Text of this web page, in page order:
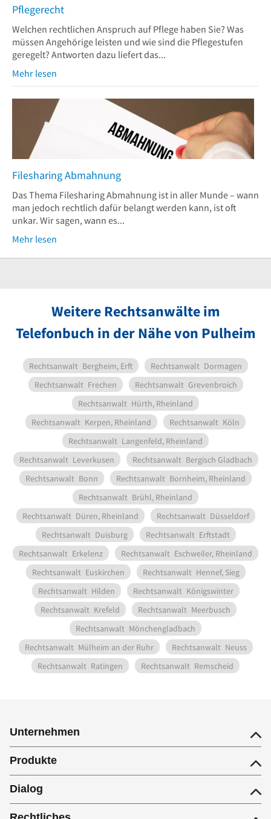
Pflegerecht
Welchen rechtlichen Anspruch auf Pflege haben Sie? Was
müssen Angehörige leisten und wie sind die Pflegestufen
geregelt? Antworten dazu liefert das...
Mehr lesen
Filesharing Abmahnung
Das Thema Filesharing Abmahnung ist in aller Munde – wann
man jedoch rechtlich dafür belangt werden kann, ist oft
unkar. Wir sagen, wann es...
Mehr lesen
Weitere Rechtsanwälte im
Telefonbuch in der Nähe von Pulheim
Rechtsanwalt Bergheim, Erft Rechtsanwalt Dormagen
Rechtsanwalt Frechen Rechtsanwalt Grevenbroich
Rechtsanwalt Hürth, Rheinland
Rechtsanwalt Kerpen, Rheinland Rechtsanwalt Köln
Rechtsanwalt Langenfeld, Rheinland
Rechtsanwalt Leverkusen Rechtsanwalt Bergisch Gladbach
Rechtsanwalt Bonn Rechtsanwalt Bornheim, Rheinland
Rechtsanwalt Brühl, Rheinland
Rechtsanwalt Düren, Rheinland Rechtsanwalt Düsseldorf
Rechtsanwalt Duisburg Rechtsanwalt Erftstadt
Rechtsanwalt Erkelenz Rechtsanwalt Eschweiler, Rheinland
Rechtsanwalt Euskirchen Rechtsanwalt Hennef, Sieg
Rechtsanwalt Hilden Rechtsanwalt Königswinter
Rechtsanwalt Krefeld Rechtsanwalt Meerbusch
Rechtsanwalt Mönchengladbach
Rechtsanwalt Mülheim an der Ruhr Rechtsanwalt Neuss
Rechtsanwalt Ratingen Rechtsanwalt Remscheid
Unternehmen
Produkte
Dialog